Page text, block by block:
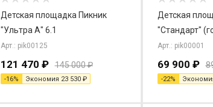
Детская площадка Пикник
"Ультра А" 6.1
Арт.: pik00125
121 470 ₽ 145 000₽
-16% Экономия 23 530₽
Детская
"Стандарт"
Арт.: pik00001
69 900 ₽
-22%